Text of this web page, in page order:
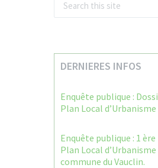
DERNIERES INFOS
Enquête publique :
Plan Local d’Urbanisme
Enquête publique : 1
Plan Local
commune du Vauclin.